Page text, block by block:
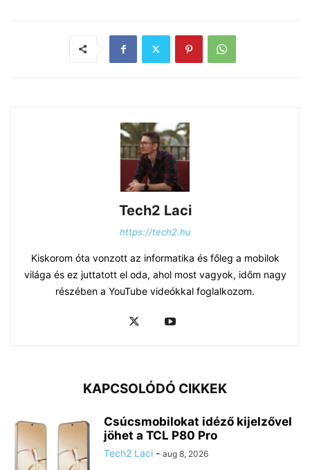
Tech2 Laci
https://tech2.hu
Kiskorom óta vonzott az informatika és főleg a mobilok
világa és ez juttatott el oda, ahol most vagyok, időm nagy
részében a YouTube videókkal foglalkozom.
KAPCSOLÓDÓ CIKKEK
Csúcsmobilokat idéző kijelzővel
jöhet a TCL P80 Pro
Tech2 Laci - aug 8, 2026